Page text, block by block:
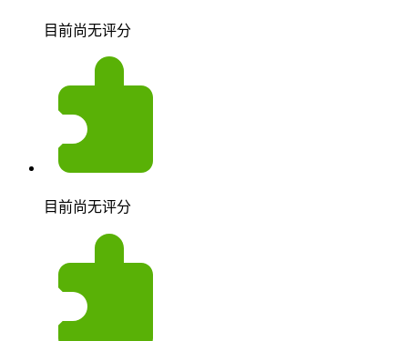
目前尚无评分
目前尚无评分